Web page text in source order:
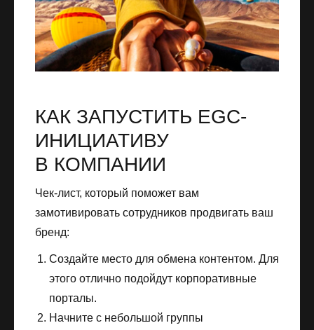
КАК ЗАПУСТИТЬ EGC-
ИНИЦИАТИВУ
В КОМПАНИИ
Чек-лист, который поможет вам
замотивировать сотрудников продвигать ваш
бренд:
Создайте место для обмена контентом. Для
этого отлично подойдут корпоративные
порталы.
Начните с небольшой группы